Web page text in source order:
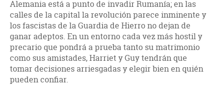
Alemania está a punto de invadir Rumanía; en las
calles de la capital la revolución parece inminente y
los fascistas de la Guardia de Hierro no dejan de
ganar adeptos. En un entorno cada vez más hostil y
precario que pondrá a prueba tanto su matrimonio
como sus amistades, Harriet y Guy tendrán que
tomar decisiones arriesgadas y elegir bien en quién
pueden confiar.